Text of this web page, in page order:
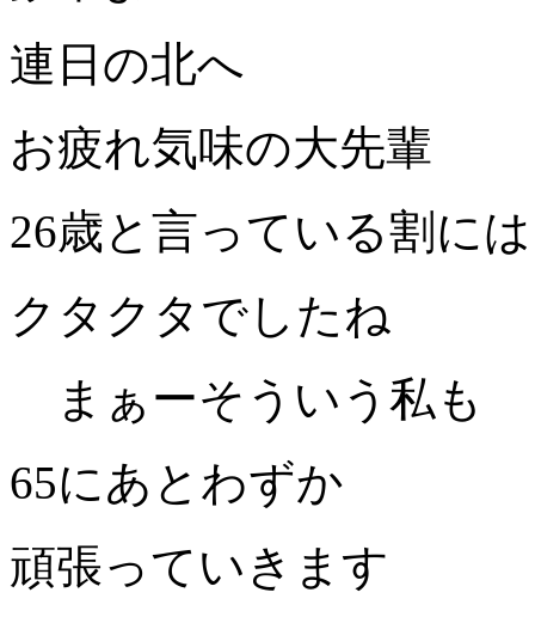
連日の北へ
お疲れ気味の大先輩
26歳と言っている割には
クタクタでしたね
まぁーそういう私も
65にあとわずか
頑張っていきます